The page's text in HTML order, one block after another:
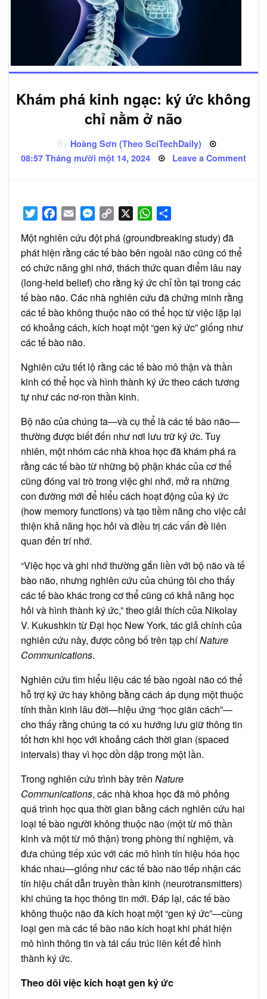
Khám phá kinh ngạc: ký ức không
chỉ nằm ở não
Hoàng Sơn (Theo SciTechDaily)
Posted
08:57 Tháng mười một 14, 2024 Leave a Commenton
TwitterFacebook
Email Messenger
Copy
WhatsApp
Một nghiên cứu đột phá (groundbreaking study) đã
phát hiện rằng các tế bào bên ngoài não cũng có thể
có chức năng ghi nhớ, thách thức quan điểm lâu nay
(long-held belief) cho rằng ký ức chỉ tồn tại trong các
tế bào não. Các nhà nghiên cứu đã chứng minh rằng
các tế bào không thuộc não có thể học từ việc lặp lại
có khoảng cách, kích hoạt một “gen ký ức” giống như
các tế bào não.
Nghiên cứu tiết lộ rằng các tế bào mô thận và thần
kinh có thể học và hình thành ký ức theo cách tương
tự như các nơ-ron thần kinh.
Bộ não của chúng ta—và cụ thể là các tế bào não—
thường được biết đến như nơi lưu trữ ký ức. Tuy
nhiên, một nhóm các nhà khoa học đã khám phá ra
rằng các tế bào từ những bộ phận khác của cơ thể
cũng đóng vai trò trong việc ghi nhớ, mở ra những
con đường mới để hiểu cách hoạt động của ký ức
(how memory functions) và tạo tiềm năng cho việc cải
thiện khả năng học hỏi và điều trị các vấn đề liên
quan đến trí nhớ.
“Việc học và ghi nhớ thường gắn liền với bộ não và tế
bào não, nhưng nghiên cứu của chúng tôi cho thấy
các tế bào khác trong cơ thể cũng có khả năng học
hỏi và hình thành ký ức,” theo giải thích của Nikolay
V. Kukushkin từ Đại học New York, tác giả chính của
nghiên cứu này, được công bố trên tạp chíNature
Communications.
Nghiên cứu tìm hiểu liệu các tế bào ngoài não có thể
hỗ trợ ký ức hay không bằng cách áp dụng một thuộc
tính thần kinh lâu đời—hiệu ứng “học giãn cách”—
cho thấy rằng chúng ta có xu hướng lưu giữ thông tin
tốt hơn khi học với khoảng cách thời gian (spaced
intervals) thay vì học dồn dập trong một lần.
Trong nghiên cứu trình bày trên Nature
Communications, các nhà khoa học đã mô phỏng
quá trình học qua thời gian bằng cách nghiên cứu hai
loại tế bào người không thuộc não (một từ mô thần
kinh và một từ mô thận) trong phòng thí nghiệm, và
đưa chúng tiếp xúc với các mô hình tín hiệu hóa học
khác nhau—giống như các tế bào não tiếp nhận các
tín hiệu chất dẫn truyền thần kinh (neurotransmitters)
khi chúng ta học thông tin mới. Đáp lại, các tế bào
không thuộc não đã kích hoạt một “gen ký ức”—cùng
loại gen mà các tế bào não kích hoạt khi phát hiện
mô hình thông tin và tái cấu trúc liên kết để hình
thành ký ức.
Theo dõi việc kích hoạt gen ký ức